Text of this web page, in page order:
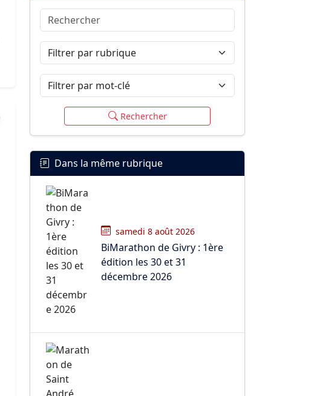
Rechercher
Filtrer par rubrique
Filtrer par mot-clé
Rechercher
Dans la même rubrique
samedi 8 août 2026
BiMarathon de Givry : 1ère
édition les 30 et 31
décembre 2026